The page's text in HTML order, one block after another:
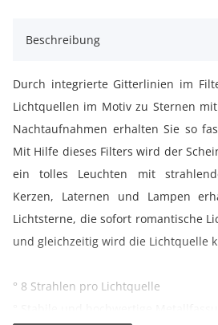
Beschreibung
Durch integrierte Gitterlinien im
Lichtquellen im Motiv zu Sternen
Nachtaufnahmen erhalten Sie so
Mit Hilfe dieses Filters wird der
ein tolles Leuchten mit
Kerzen, Laternen und Lampen
Lichtsterne, die sofort romantische
und gleichzeitig wird die Lichtquelle
° 8 Strahlen pro Lichtquelle